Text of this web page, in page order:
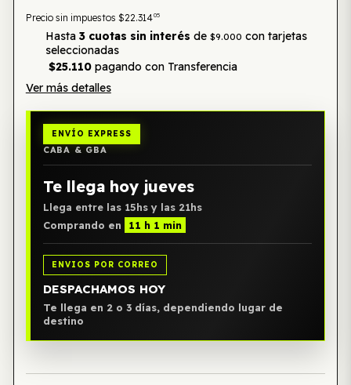
Precio sin impuestos $22.31405
Hasta 3 cuotas sin interés de $9.000 con tarjetas
seleccionadas
$25.110pagando con Transferencia
Ver más detalles
ENVÍO EXPRESS
CABA & GBA
Te llega hoy jueves
Llega entre las 15hs y las 21hs
Comprando en
11 h 1 min
ENVIOS POR CORREO
DESPACHAMOS HOY
Te llega en 2 o 3 días, dependiendo lugar de
destino